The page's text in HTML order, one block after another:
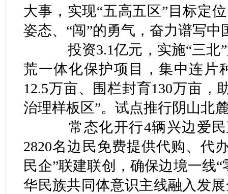
大事，实现“五高五区”目标定
姿态、“闯”的勇气，奋力谱写
投资3.1亿元，实施“三北”
荒一体化保护项目，集中连片
12.5万亩、围栏封育130万亩，
治理样板区”。试点推行阴山北
常态化开行4辆兴边爱民
2820名边民免费提供代购、代
民企”联建联创，确保边境一线
华民族共同体意识主线融入发